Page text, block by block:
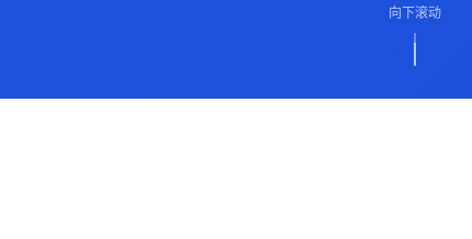
向下滚动